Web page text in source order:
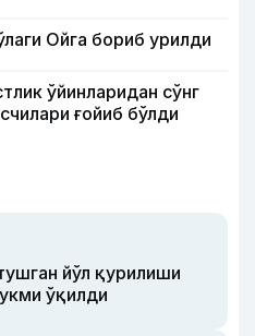
Ойга бориб урилди
ўйинларидан сўнг
ғойиб бўлди
йўл қурилиши
ўқилди